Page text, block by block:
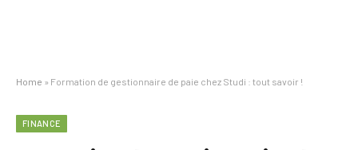
Home » Formation de gestionnaire de paie chez Studi : tout savoir !
FINANCE